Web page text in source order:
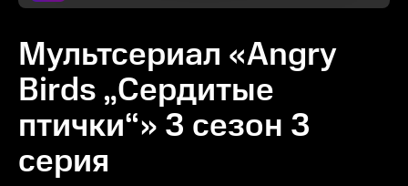
Мультсериал «Angry
Birds „Сердитые
птички“» 3 сезон 3
серия